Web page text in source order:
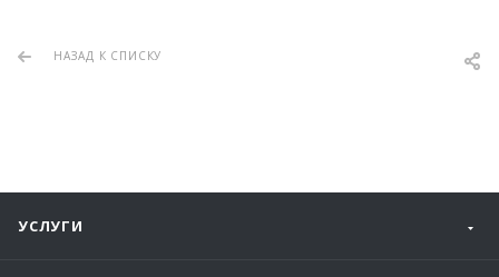
НАЗАД К СПИСКУ
УСЛУГИ